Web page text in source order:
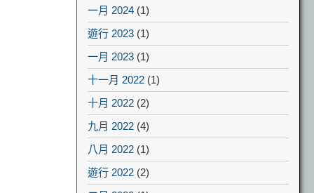
一月 2024 (1)
遊行 2023 (1)
一月 2023 (1)
十一月 2022 (1)
十月 2022 (2)
九月 2022 (4)
八月 2022 (1)
遊行 2022 (2)